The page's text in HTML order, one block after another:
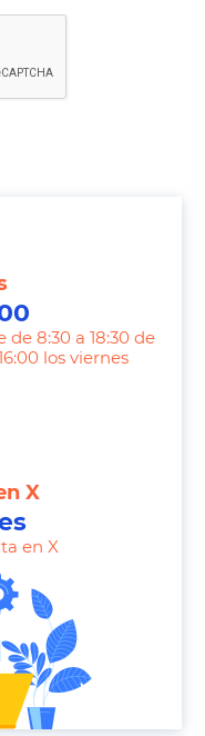
8:30 a 18:30 de
los viernes
X
en X